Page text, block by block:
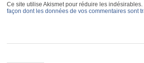
Ce site utilise Akismet pour réduire les indésirables.
façon dont les données de vos commentaires sont